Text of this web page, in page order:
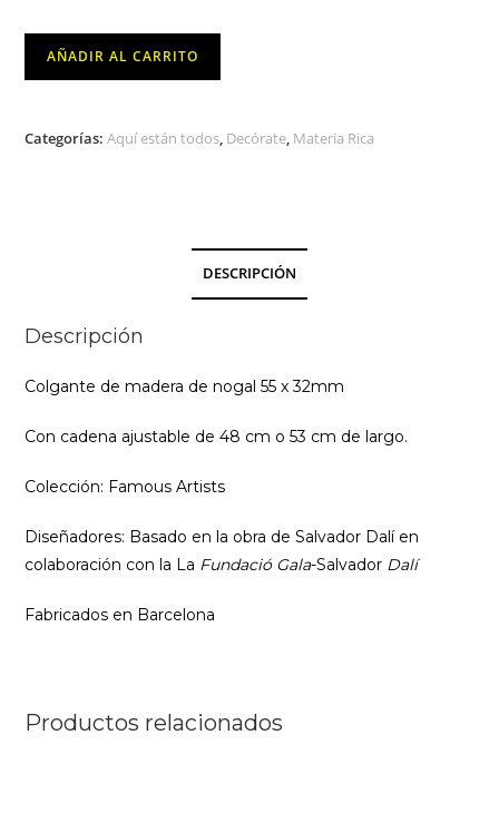
Collar
-
AÑADIR AL CARRITO
Categorías:Aquí están todos, Decórate, Materia Rica
DESCRIPCIÓN
Descripción
Colgante de madera de nogal 55 x 32mm
Con cadena ajustable de 48 cm o 53 cm de largo.
Colección: Famous Artists
Diseñadores: Basado en la obra de Salvador Dalí en
colaboración con la La Fundació Gala-Salvador Dalí
Fabricados en Barcelona
Productos relacionados